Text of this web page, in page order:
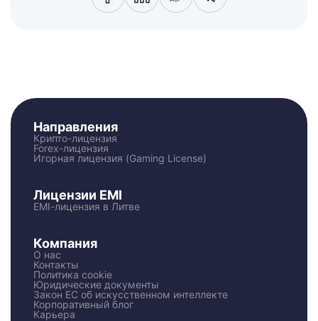
Направления
Крипто-лицензия
Forex-лицензия
Игорная лицензия (Gaming License)
Лицензии EMI
EMI-лицензия в Литве
Компания
О нас
Контакты
Политика cookie
Юридические документы
Закон ЕС об искусственном интеллекте
Корпоративный блог
Карьера